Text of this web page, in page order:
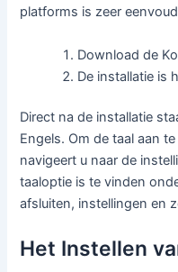
platforms is zeer
Download de
De installatie is
Direct na de installatie
Engels. Om de taal aan
navigeert u naar de
taaloptie is te vinden
afsluiten, instellingen en
Het Instellen